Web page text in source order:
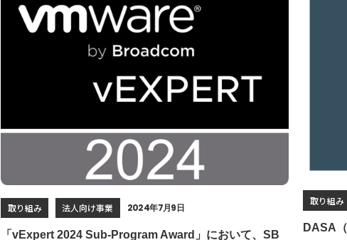
取り組み 法人向け事業 2024年7月9日
「vExpert 2024 Sub-Program Award」において、SB
取り組み
DASA